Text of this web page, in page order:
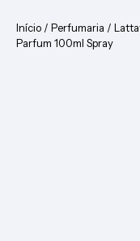
Início / Perfumaria /
Parfum 100ml Spray